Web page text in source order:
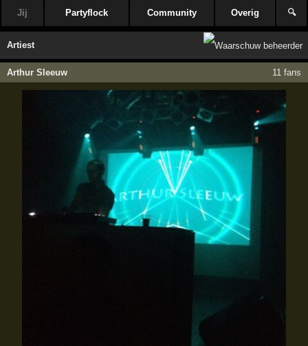
Jij Partyflock Community Overig 🔍
Artiest
Arthur Sleeuw 11 fans